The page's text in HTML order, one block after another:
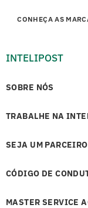
CONHEÇA AS
INTELIPOST
SOBRE NÓS
TRABALHE NA
SEJA UM PARCEIRO
CÓDIGO DE
MASTER SERVICE